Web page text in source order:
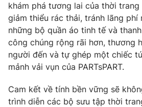
Thị trường 24h Tấm
VTV4 Vươn
VTV9 VTV8
Liên hệ tòa soạn
khám phá tương lai của thời
giảm thiểu rác thải, tránh lãng phí
những bộ quần áo tinh tế và
công chúng rộng rãi hơn, thương
người đến và tự ghép một chiếc
mảnh vải vụn của PARTsPART.
Cam kết về tính bền vững sẽ
trình diễn các bộ sưu tập thời